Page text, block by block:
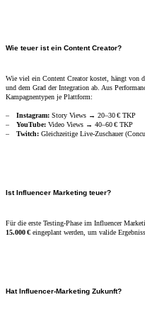
Wie teuer ist ein Content Creator?
Wie viel ein Content Creator kostet, hängt von
und dem Grad der Integration ab. Aus
Kampagnentypen je Plattform:
Instagram: Story Views → 20–30 € TKP
YouTube: Video Views → 40–60 € TKP
Twitch: Gleichzeitige Live-Zuschauer
Ist Influencer Marketing teuer?
Für die erste Testing-Phase im Influencer
15.000 € eingeplant werden, um valide
Hat Influencer-Marketing Zukunft?